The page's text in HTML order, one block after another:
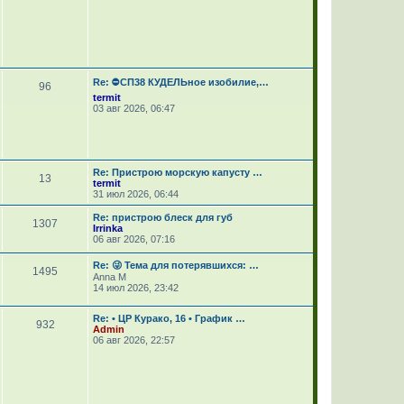
96
Re: ⛔СП38 КУДЕЛЬное изобилие,…
termit
03 авг 2026, 06:47
13
Re: Пристрою морскую капусту …
termit
31 июл 2026, 06:44
1307
Re: пристрою блеск для губ
Irrinka
06 авг 2026, 07:16
1495
Re: 😜 Тема для потерявшихся: …
Anna M
14 июл 2026, 23:42
932
Re: • ЦР Курако, 16 • График …
Admin
06 авг 2026, 22:57